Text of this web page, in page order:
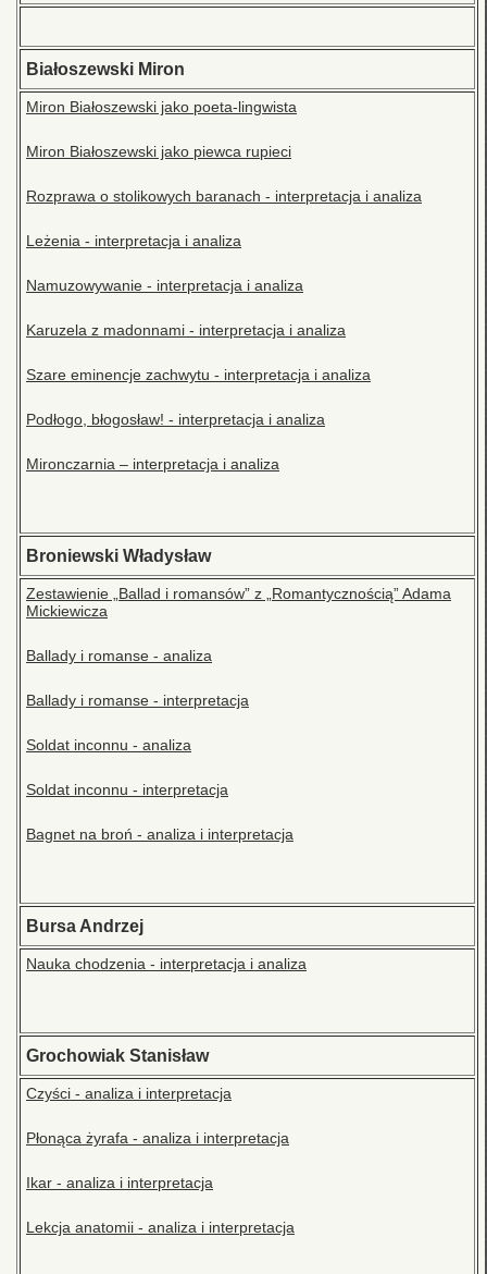
Białoszewski Miron
Miron Białoszewski jako poeta-lingwista
Miron Białoszewski jako piewca rupieci
Rozprawa o stolikowych baranach - interpretacja i analiza
Leżenia - interpretacja i analiza
Namuzowywanie - interpretacja i analiza
Karuzela z madonnami - interpretacja i analiza
Szare eminencje zachwytu - interpretacja i analiza
Podłogo, błogosław! - interpretacja i analiza
Mironczarnia – interpretacja i analiza
Broniewski Władysław
Zestawienie „Ballad i romansów” z „Romantycznością” Adama
Mickiewicza
Ballady i romanse - analiza
Ballady i romanse - interpretacja
Soldat inconnu - analiza
Soldat inconnu - interpretacja
Bagnet na broń - analiza i interpretacja
Bursa Andrzej
Nauka chodzenia - interpretacja i analiza
Grochowiak Stanisław
Czyści - analiza i interpretacja
Płonąca żyrafa - analiza i interpretacja
Ikar - analiza i interpretacja
Lekcja anatomii - analiza i interpretacja